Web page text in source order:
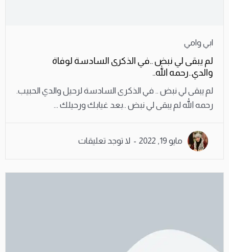
ابي وامي
لم يبقى لي نبض ..في الذكرى السادسة لوفاة
والدي..رحمه الله..
لم يبقى لي نبض .. في الذكرى السادسة لرحيل والدي الحبيب.
رحمه الله لم يبقى لي نبض ..بعد غيابك ورحيلك ...
مايو 19, 2022 لا توجد تعليقات